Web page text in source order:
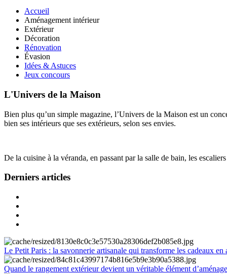
Accueil
Aménagement intérieur
Extérieur
Décoration
Rénovation
Évasion
Idées & Astuces
Jeux concours
L'Univers de la Maison
Bien plus qu’un simple magazine, l’Univers de la Maison est un
bien ses intérieurs que ses extérieurs, selon ses envies.
De la cuisine à la véranda, en passant par la salle de bain, les
Derniers articles
Le Petit Paris : la savonnerie artisanale qui transforme les cadeaux en
Quand le rangement extérieur devient un véritable élément